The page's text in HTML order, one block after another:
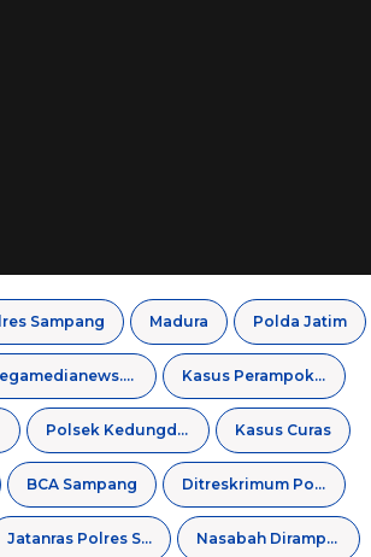
Sampang Madura Polda Jatim
regamedianews.com Kasus Perampokan
Polsek Kedungdung Kasus Curas
BCA Sampang Ditreskrimum Polda Jatim
Jatanras Polres Sampang Nasabah Dirampok